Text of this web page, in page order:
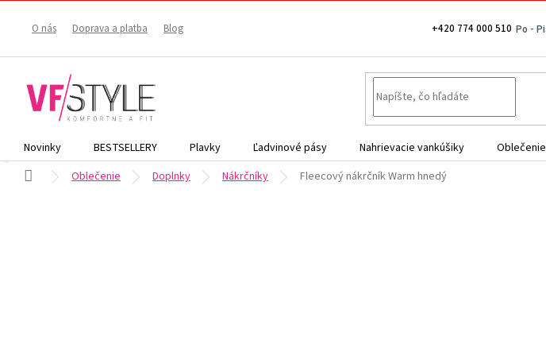
+420 774 000 510
O nás Doprava a platba Blog
Novinky BESTSELLERY Plavky Ľadvinové pásy Nahrievacie vankúšiky Oblečenie
DomovOblečenie Doplnky Nákrčníky Fleecový nákrčník Warm hnedý